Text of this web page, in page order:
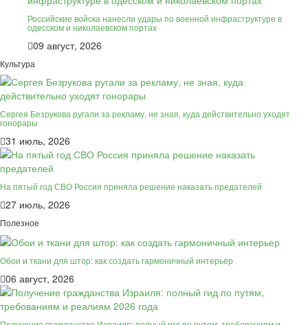
Российские войска нанесли удары по военной инфраструктуре в
одесском и николаевском портах
09 август, 2026
Культура
Сергея Безрукова ругали за рекламу, не зная, куда действительно уходят
гонорары
31 июль, 2026
На пятый год СВО Россия приняла решение наказать предателей
27 июль, 2026
Полезное
Обои и ткани для штор: как создать гармоничный интерьер
06 август, 2026